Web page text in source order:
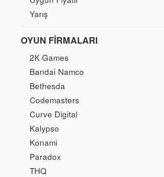
Yarış
OYUN FIRMALARI
2K Games
Bandai Namco
Bethesda
Codemasters
Curve Digital
Kalypso
Konami
Paradox
THQ